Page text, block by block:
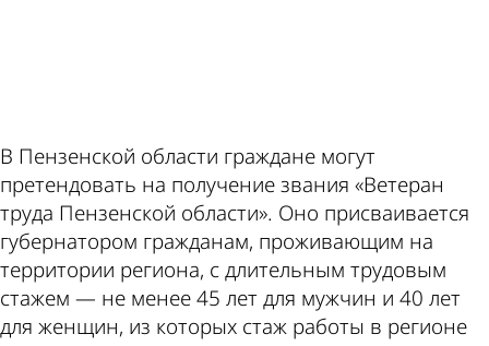
В Пензенской области граждане могут
претендовать на получение звания «Ветеран
труда Пензенской области». Оно присваивается
губернатором гражданам, проживающим на
территории региона, с длительным трудовым
стажем — не менее 45 лет для мужчин и 40 лет
для женщин, из которых стаж работы в регионе